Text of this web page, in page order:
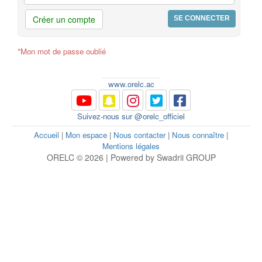
Créer un compte
*Mon mot de passe oublié
www.orelc.ac
Suivez-nous sur @orelc_officiel
Accueil | Mon espace | Nous contacter| Nous connaître |
Mentions légales
ORELC © 2026 | Powered by Swadrii GROUP